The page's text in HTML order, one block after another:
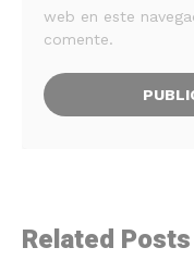
web en este
comente.
Related Posts